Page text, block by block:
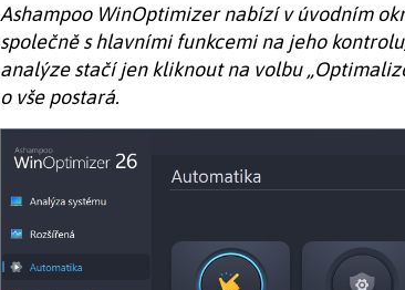
Ashampoo WinOptimizer nabízí v úvodním
společně s hlavními funkcemi na jeho
analýze stačí jen kliknout na volbu
o vše postará.